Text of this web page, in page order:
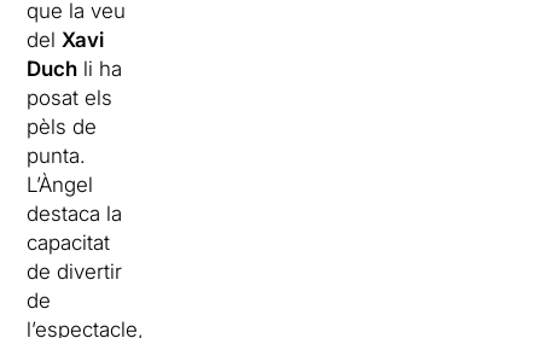
que la veu
del Xavi
Duch li ha
posat els
pèls de
punta.
L’Àngel
destaca la
capacitat
de divertir
de
l’espectacle,